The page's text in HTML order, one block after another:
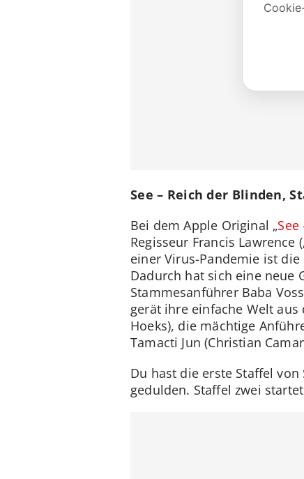
See – Reich der Blinden,
Bei dem Apple Original „
Regisseur Francis
einer Virus-Pandemie ist
Dadurch hat sich eine neue
Stammesanführer Baba
gerät ihre einfache Welt aus
Hoeks), die mächtige
Tamacti Jun (Christian
Du hast die erste Staffel
gedulden. Staffel zwei